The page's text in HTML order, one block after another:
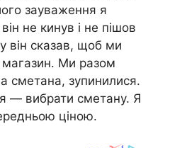
зауваження я
не кинув і не пішов
він сказав, щоб ми
магазин. Ми разом
сметана, зупинилися.
— вибрати сметану. Я
ціною.